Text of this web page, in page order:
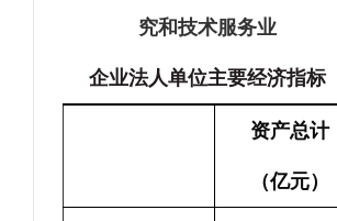
究和技术服务业
企业法人单位主要经济指标
资产总计
（亿元）